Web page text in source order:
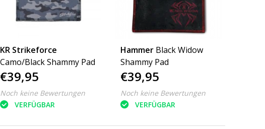
KR Strikeforce
Camo/Black Shammy Pad
€39,95
Noch keine Bewertungen
VERFÜGBAR
Hammer Black Widow
Shammy Pad
€39,95
Noch keine Bewertungen
VERFÜGBAR